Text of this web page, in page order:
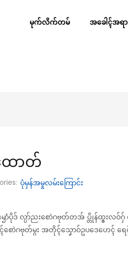
မုက်လိက်တမ် အခေါၚ်အရာ
ောတ်
ပုံမှန်အမှုလမ်းကြောင်း
လ္ပာ်ညးစောဲဂဗုတ်တအ် ပ္တိုန်ထ္ၜးလဝ်ဂှ်
စောဲဂဗုတ်မ္ဂး အတိုၚ်သၞောဝ်ဥပဒေဟေၚ်